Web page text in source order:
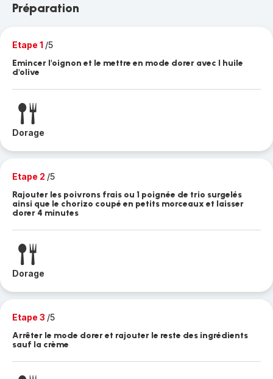
Préparation
Etape 1 /5
Emincer l'oignon et le mettre en mode dorer avec l huile
d'olive
Dorage
Etape 2 /5
Rajouter les poivrons frais ou 1 poignée de trio surgelés
ainsi que le chorizo coupé en petits morceaux et laisser
dorer 4 minutes
Dorage
Etape 3 /5
Arrêter le mode dorer et rajouter le reste des ingrédients
sauf la crème